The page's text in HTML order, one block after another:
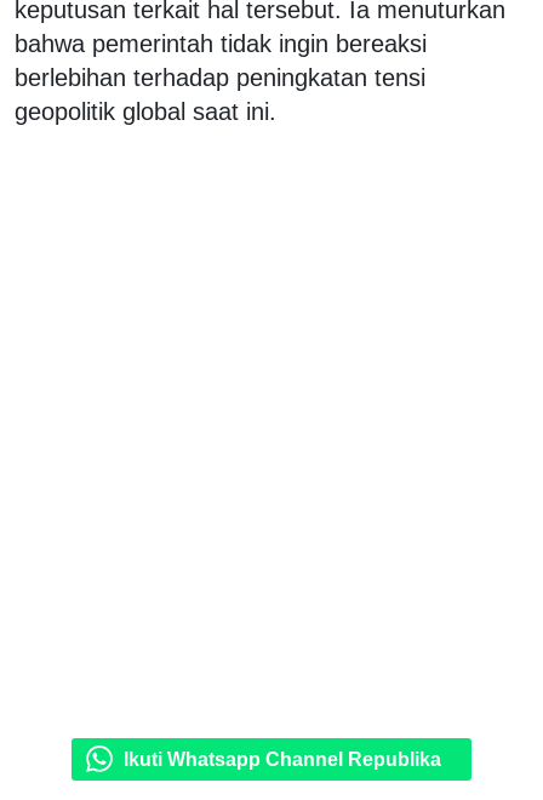
keputusan terkait hal tersebut. Ia menuturkan
bahwa pemerintah tidak ingin bereaksi
berlebihan terhadap peningkatan tensi
geopolitik global saat ini.
Ikuti Whatsapp Channel Republika